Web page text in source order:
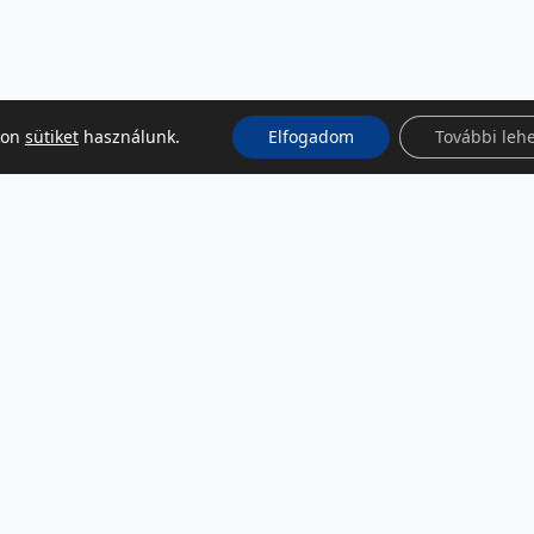
sütikethasználunk. Elfogadom További